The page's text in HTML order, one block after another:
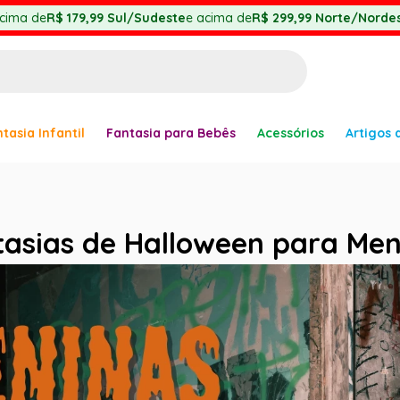
deR$ 179,99 Sul/Sudestee acima deR$ 299,99 Norte/
Infantil Fantasia para Bebês Acessórios Artigos
de Halloween para